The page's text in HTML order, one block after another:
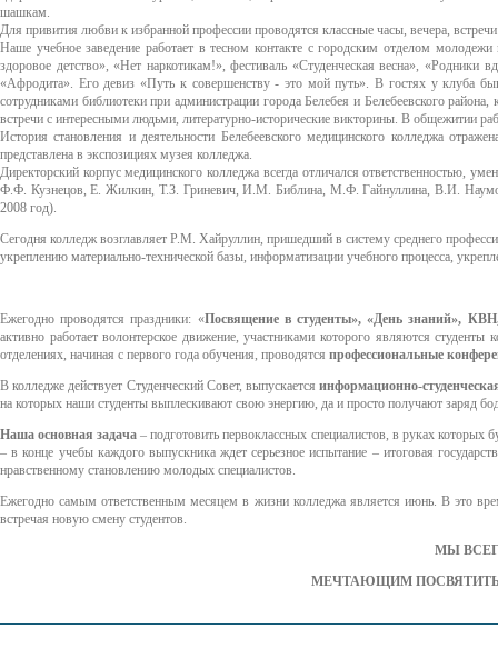
шашкам.
Для привития любви к избранной профессии проводятся классные часы, вечера,
Наше учебное заведение работает в тесном контакте с городским отделом
здоровое детство», «Нет наркотикам!», фестиваль «Студенческая весна»,
«Афродита». Его девиз «Путь к совершенству - это мой путь». В гостях у клуба
сотрудниками библиотеки при администрации города Белебея и Белебеевского
встречи с интересными людьми, литературно-исторические викторины. В общежитии
История становления и деятельности Белебеевского медицинского колледжа
представлена в экспозициях музея колледжа.
Директорский корпус медицинского колледжа всегда отличался ответственностью,
Ф.Ф. Кузнецов, Е. Жилкин, Т.З. Гриневич, И.М. Библина, М.Ф. Гайнуллина, В.И.
2008 год).
Сегодня колледж возглавляет Р.М. Хайруллин, пришедший в систему среднего
укреплению материально-технической базы, информатизации учебного процесса,
Ежегодно проводятся праздники: «Посвящение в студенты», «День знаний»,
активно работает волонтерское движение, участниками которого являются
отделениях, начиная с первого года обучения, проводятся профессиональные
В колледже действует Студенческий Совет, выпускаетсяинформационно-
на которых наши студенты выплескивают свою энергию, да и просто получают заряд
Наша основная задача – подготовить первоклассных специалистов, в руках которых
– в конце учебы каждого выпускника ждет серьезное испытание – итоговая
нравственному становлению молодых специалистов.
Ежегодно самым ответственным месяцем в жизни колледжа является июнь. В это
встречая новую смену студентов.
МЫ
МЕЧТАЮЩИМ